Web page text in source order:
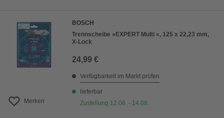
Merken
BOSCH
Trennscheibe »EXPERT Multi «, 125 x 22,23 mm,
X-Lock
24,99 €
Verfügbarkeit im Markt prüfen
lieferbar
Zustellung 12.08. - 14.08.